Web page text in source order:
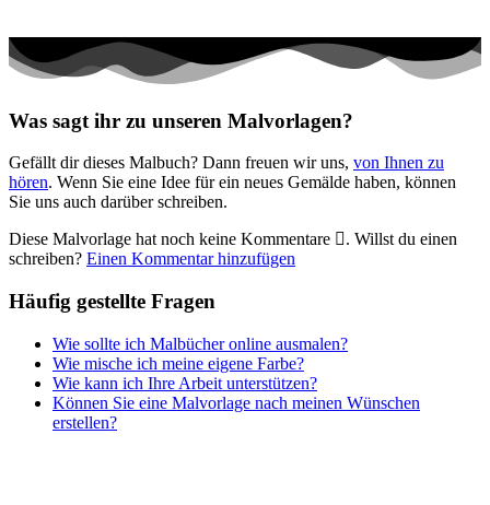
Valentinstag und Liebe
Nezaradené
Unkategorisiert
Was sagt ihr zu unseren Malvorlagen?
Gefällt dir dieses Malbuch? Dann freuen wir uns, von Ihnen zu
hören. Wenn Sie eine Idee für ein neues Gemälde haben, können
Sie uns auch darüber schreiben.
Diese Malvorlage hat noch keine Kommentare
. Willst du einen
schreiben? Einen Kommentar hinzufügen
Häufig gestellte Fragen
Wie sollte ich Malbücher online ausmalen?
Wie mische ich meine eigene Farbe?
Wie kann ich Ihre Arbeit unterstützen?
Können Sie eine Malvorlage nach meinen Wünschen
erstellen?